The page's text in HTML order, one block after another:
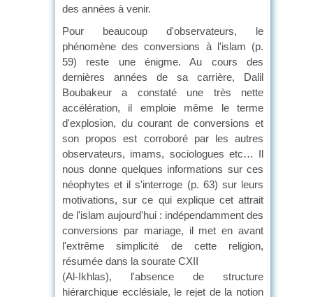
des années à venir.
Pour beaucoup d'observateurs, le
phénomène des conversions à l'islam (p.
59) reste une énigme. Au cours des
dernières années de sa carrière, Dalil
Boubakeur a constaté une très nette
accélération, il emploie même le terme
d'explosion, du courant de conversions et
son propos est corroboré par les autres
observateurs, imams, sociologues etc… Il
nous donne quelques informations sur ces
néophytes et il s'interroge (p. 63) sur leurs
motivations, sur ce qui explique cet attrait
de l'islam aujourd'hui : indépendamment des
conversions par mariage, il met en avant
l'extrême simplicité de cette religion,
résumée dans la sourate CXII
(Al-Ikhlas), l'absence de structure
hiérarchique ecclésiale, le rejet de la notion